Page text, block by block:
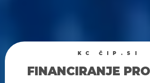
KC ČIP.SI
FINANCIRANJE